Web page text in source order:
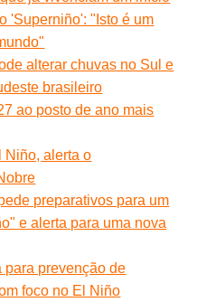
'Superniño': "Isto é um
alterar chuvas no Sul e
brasileiro
ao posto de ano mais
Niño, alerta o
preparativos para um
e alerta para uma nova
para prevenção de
foco no El Niño